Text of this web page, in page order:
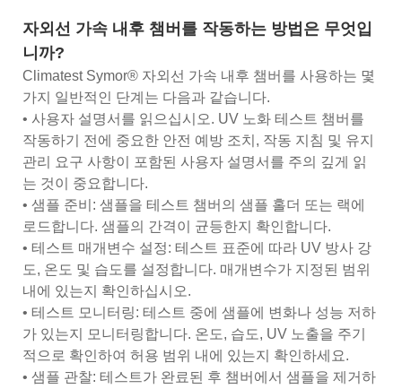
자외선 가속 내후 챔버를 작동하는 방법은 무엇입
니까?
Climatest Symor® 자외선 가속 내후 챔버를 사용하는 몇
가지 일반적인 단계는 다음과 같습니다.
• 사용자 설명서를 읽으십시오. UV 노화 테스트 챔버를
작동하기 전에 중요한 안전 예방 조치, 작동 지침 및 유지
관리 요구 사항이 포함된 사용자 설명서를 주의 깊게 읽
는 것이 중요합니다.
• 샘플 준비: 샘플을 테스트 챔버의 샘플 홀더 또는 랙에
로드합니다. 샘플의 간격이 균등한지 확인합니다.
• 테스트 매개변수 설정: 테스트 표준에 따라 UV 방사 강
도, 온도 및 습도를 설정합니다. 매개변수가 지정된 범위
내에 있는지 확인하십시오.
• 테스트 모니터링: 테스트 중에 샘플에 변화나 성능 저하
가 있는지 모니터링합니다. 온도, 습도, UV 노출을 주기
적으로 확인하여 허용 범위 내에 있는지 확인하세요.
• 샘플 관찰: 테스트가 완료된 후 챔버에서 샘플을 제거하